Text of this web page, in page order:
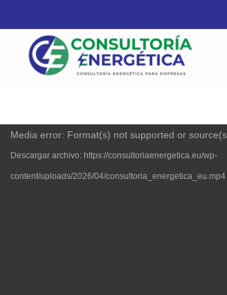
Reproductor
de
vídeo
Media error: Format(s) not supported or
Descargar archivo: https://consultoriaenergetica.eu/wp-
content/uploads/2026/04/consultoria_energetica_eu.mp4